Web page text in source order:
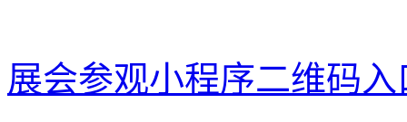
展会参观小程序二维码入